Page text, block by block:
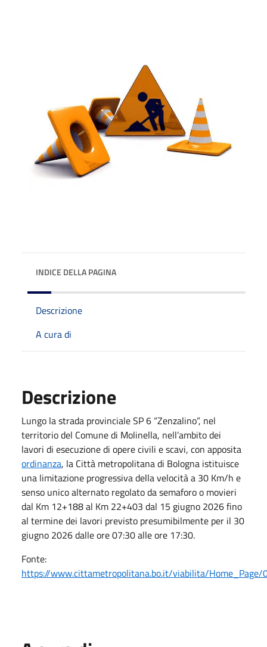
INDICE DELLA PAGINA
Descrizione
A cura di
Descrizione
Lungo la strada provinciale SP 6 “Zenzalino”, nel
territorio del Comune di Molinella, nell’ambito dei
lavori di esecuzione di opere civili e scavi, con apposita
ordinanza, la Città metropolitana di Bologna istituisce
una limitazione progressiva della velocità a 30 Km/h e
senso unico alternato regolato da semaforo o movieri
dal Km 12+188 al Km 22+403 dal 15 giugno 2026 fino
al termine dei lavori previsto presumibilmente per il 30
giugno 2026 dalle ore 07:30 alle ore 17:30.
Fonte:
https://www.cittametropolitana.bo.it/viabilita/